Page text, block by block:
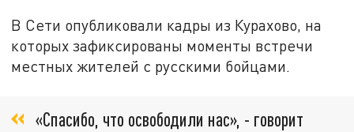
В Сети опубликовали кадры из Курахово, на
которых зафиксированы моменты встречи
местных жителей с русскими бойцами.
«Спасибо, что освободили нас», - говорит